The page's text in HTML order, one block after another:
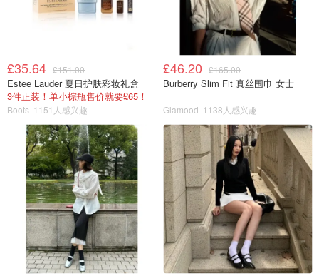
£35.64 £151.00
Estee Lauder 夏日护肤彩妆礼盒
3件正装！单小棕瓶售价就要£65！
Boots 1151人感兴趣
£46.20 £165.00
Burberry Slim Fit 真丝围巾 女士
Glamood 1138人感兴趣